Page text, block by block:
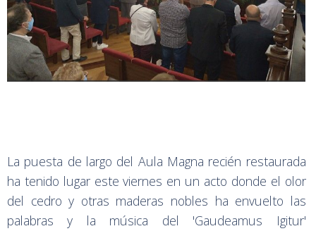
La puesta de largo del Aula Magna recién restaurada
ha tenido lugar este viernes en un acto donde el olor
del cedro y otras maderas nobles ha envuelto las
palabras y la música del 'Gaudeamus Igitur'